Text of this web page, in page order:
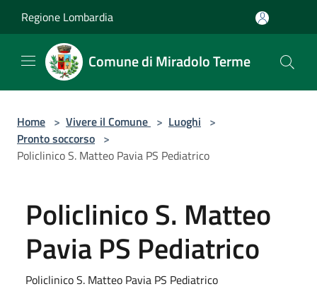
Regione Lombardia
Comune di Miradolo Terme
Home > Vivere il Comune > Luoghi >
Pronto soccorso >
Policlinico S. Matteo Pavia PS Pediatrico
Policlinico S. Matteo
Pavia PS Pediatrico
Policlinico S. Matteo Pavia PS Pediatrico